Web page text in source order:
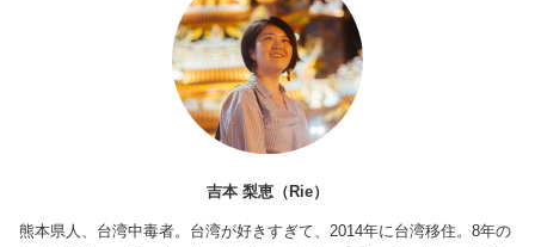
吉本 梨恵（Rie）
熊本県人、台湾中毒者。台湾が好きすぎて、2014年に台湾移住。8年の